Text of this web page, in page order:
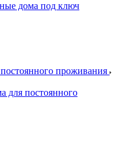
дома под ключ
проживания
для постоянного